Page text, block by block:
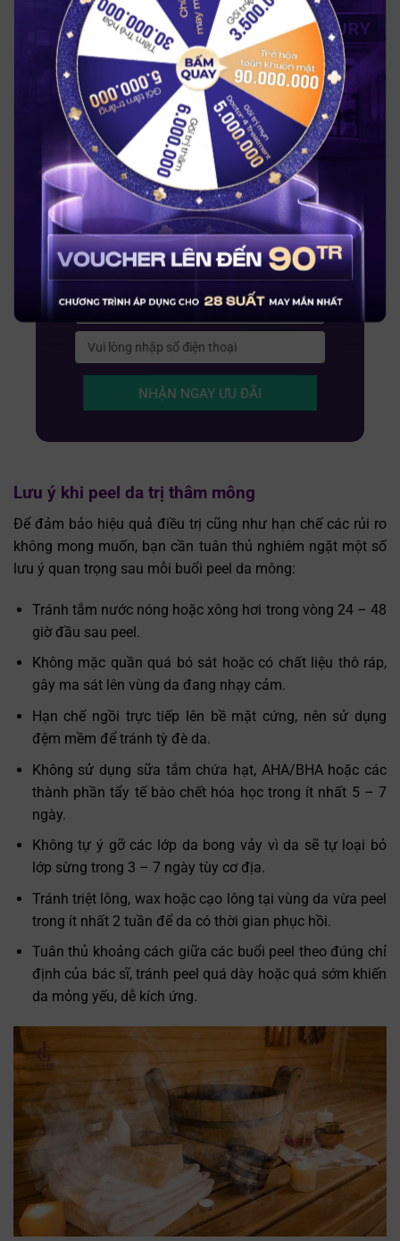
NHẬN NGAY ƯU ĐÃI
Lưu ý khi peel da trị thâm mông
Để đảm bảo hiệu quả điều trị cũng như hạn chế các rủi ro
không mong muốn, bạn cần tuân thủ nghiêm ngặt một số
lưu ý quan trọng sau mỗi buổi peel da mông:
Tránh tắm nước nóng hoặc xông hơi trong vòng 24 – 48
giờ đầu sau peel.
Không mặc quần quá bó sát hoặc có chất liệu thô ráp,
gây ma sát lên vùng da đang nhạy cảm.
Hạn chế ngồi trực tiếp lên bề mặt cứng, nên sử dụng
đệm mềm để tránh tỳ đè da.
Không sử dụng sữa tắm chứa hạt, AHA/BHA hoặc các
thành phần tẩy tế bào chết hóa học trong ít nhất 5 – 7
ngày.
Không tự ý gỡ các lớp da bong vảy vì da sẽ tự loại bỏ
lớp sừng trong 3 – 7 ngày tùy cơ địa.
Tránh triệt lông, wax hoặc cạo lông tại vùng da vừa peel
trong ít nhất 2 tuần để da có thời gian phục hồi.
Tuân thủ khoảng cách giữa các buổi peel theo đúng chỉ
định của bác sĩ, tránh peel quá dày hoặc quá sớm khiến
da mỏng yếu, dễ kích ứng.
BẤM QUAY